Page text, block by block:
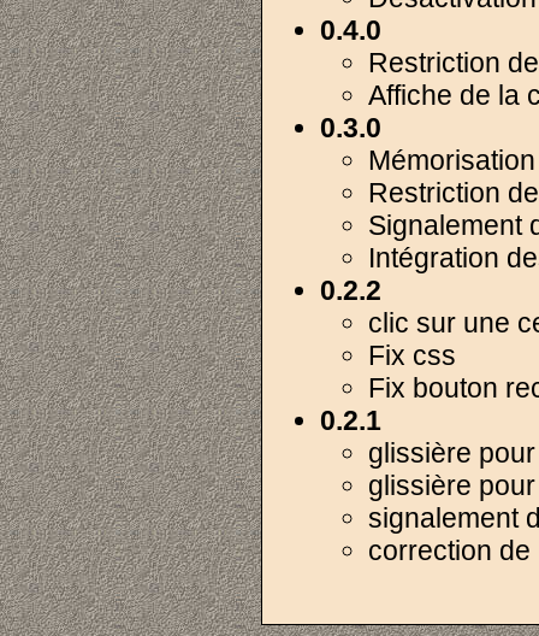
0.4.0
Restriction
Affiche de la
0.3.0
Restriction
Signalement
Intégration
0.2.2
clic sur une
Fix css
Fix bouton
0.2.1
glissière
glissière
signalement
correction